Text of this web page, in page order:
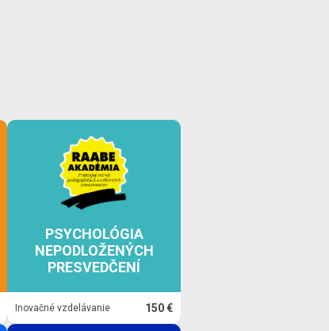
PSYCHOLÓGIA
NEPODLOŽENÝCH
PRESVEDČENÍ
Inovačné vzdelávanie 150 €